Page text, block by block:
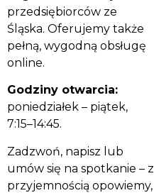
przedsiębiorców ze
Śląska. Oferujemy także
pełną, wygodną obsługę
online.
Godziny otwarcia:
poniedziałek – piątek,
7:15–14:45.
Zadzwoń, napisz lub
umów się na spotkanie – z
przyjemnością opowiemy,